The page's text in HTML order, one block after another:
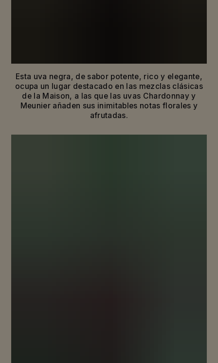
Esta uva negra, de sabor potente, rico y elegante,
ocupa un lugar destacado en las mezclas clásicas
de la Maison, a las que las uvas Chardonnay y
Meunier añaden sus inimitables notas florales y
afrutadas.